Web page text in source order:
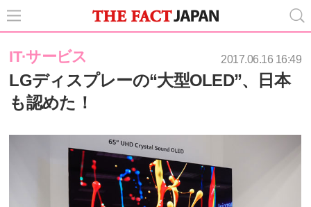
IT·サービス 2017.06.16 16:49
LGディスプレーの“大型OLED”、日本
も認めた！